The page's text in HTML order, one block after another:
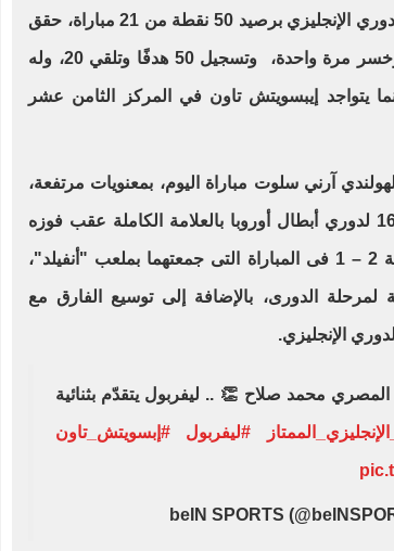
ويتصدر ليفربول جدول ترتيب الدوري الإنجليزي برصيد 50 نقطة من 21 مباراة، حقق
خلالها الفوز في 15 وتعادل 5 وخسر مرة واحدة، وتسجيل 50 هدفًا وتلقي 20، وله
يتواجد إيبسويتش تاون في المركز الثامن عشر
آرني سلوت مباراة اليوم، بمعنويات مرتفعة،
بعد أن ضمن مكانه في دور الـ16 لدوري أبطال أوروبا بالعلامة الكاملة عقب فوزه
الأخير أمام ليل الفرنسي، بنتيجة 2 – 1 فى المباراة التى جمعتهما بملعب "أنفيلد"،
الدورى، بالإضافة إلى توسيع الفارق مع
محمد صلاح 👏 .. ليفربول يتقدّم بثنائية
#ليفربول #إبسويتش_تاون